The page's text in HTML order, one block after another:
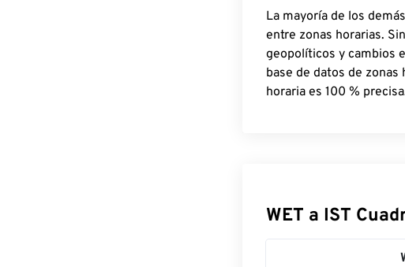
La mayoría de los
entre zonas horarias.
geopolíticos y cambios
base de datos de
horaria es 100 %
WET a IST